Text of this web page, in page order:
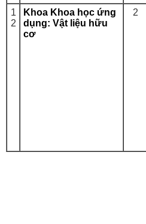
1
2
Khoa Khoa học ứng
dụng: Vật liệu hữu
cơ
2